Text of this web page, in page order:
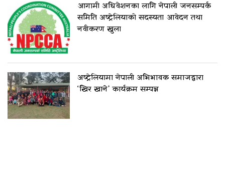
आगामी अधिवेशनका लागि नेपाली जनसम्पर्क
समिति अष्ट्रेलियाको सदस्यता आवेदन तथा
नवीकरण खुला
अष्ट्रेलियामा नेपाली अभिभावक समाजद्वारा
‘खिर खाने’ कार्यक्रम सम्पन्न